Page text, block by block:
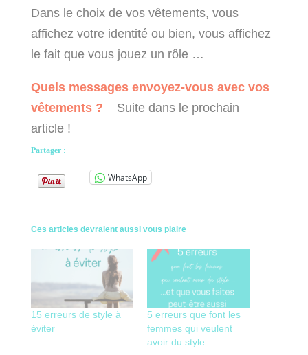
Dans le choix de vos vêtements, vous
affichez votre identité ou bien, vous affichez
le fait que vous jouez un rôle …
Quels messages envoyez-vous avec vos
vêtements ?
Suite dans le prochain
article !
Partager :
WhatsApp
Ces articles devraient aussi vous plaire
15 erreurs de style à
éviter
5 erreurs que font les
femmes qui veulent
avoir du style …